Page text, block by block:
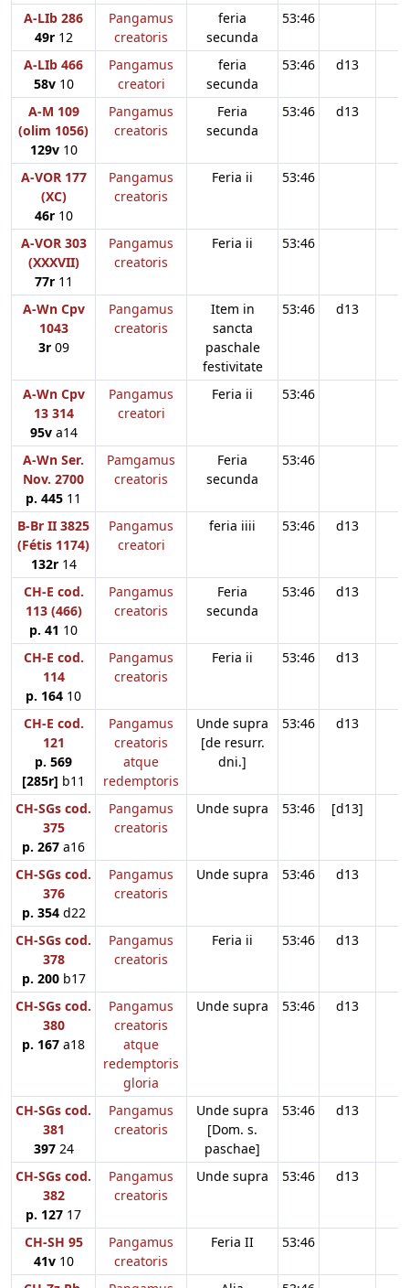
A-LIb 286
49r12
Pangamus
creatoris
feria
secunda
53:46
A-LIb 466
58v10
Pangamus
creatori
feria
secunda
53:46 d13
A-M 109
(olim 1056)
129v10
Pangamus
creatoris
Feria
secunda
53:46 d13
A-VOR 177
(XC)
46r10
Pangamus
creatoris
Feria ii 53:46
A-VOR 303
(XXXVII)
77r11
Pangamus
creatoris
Feria ii 53:46
A-Wn Cpv
1043
3r09
Pangamus
creatoris
Item in
sancta
paschale
festivitate
53:46 d13
A-Wn Cpv
13 314
95va14
Pangamus
creatori
Feria ii 53:46
A-Wn Ser.
Nov. 2700
p. 445 11
Pamgamus
creatoris
Feria
secunda
53:46
B-Br II 3825
(Fétis 1174)
132r14
Pangamus
creatori
feria iiii 53:46 d13
CH-E cod.
113 (466)
p. 41 10
Pangamus
creatoris
Feria
secunda
53:46 d13
CH-E cod.
114
p. 164 10
Pangamus
creatoris
Feria ii 53:46 d13
CH-E cod.
121
p. 569
[285r] b11
Pangamus
creatoris
atque
redemptoris
Unde supra
[de resurr.
dni.]
53:46 d13
CH-SGs cod.
375
p. 267 a16
Pangamus
creatoris
Unde supra 53:46 [d13]
CH-SGs cod.
376
p. 354d22
Pangamus
creatoris
Unde supra 53:46 d13
CH-SGs cod.
378
p. 200b17
Pangamus
creatoris
Feria ii 53:46 d13
CH-SGs cod.
380
p. 167 a18
Pangamus
creatoris
atque
redemptoris
gloria
Unde supra 53:46 d13
CH-SGs cod.
381
39724
Pangamus
creatoris
Unde supra
[Dom. s.
paschae]
53:46 d13
CH-SGs cod.
382
p. 127 17
Pangamus
creatoris
Unde supra 53:46 d13
CH-SH 95
41v10
Pangamus
creatoris
Feria II 53:46